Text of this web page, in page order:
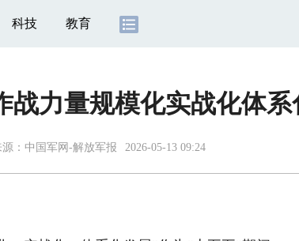
科技 教育
战力量规模化实战化体系
： 中国军网-解放军报 2026-05-13 09:24